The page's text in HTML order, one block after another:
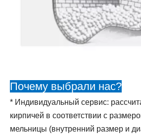
Почему выбрали нас?
* Индивидуальный сервис:
кирпичей в соответствии с
мельницы (внутренний размер и